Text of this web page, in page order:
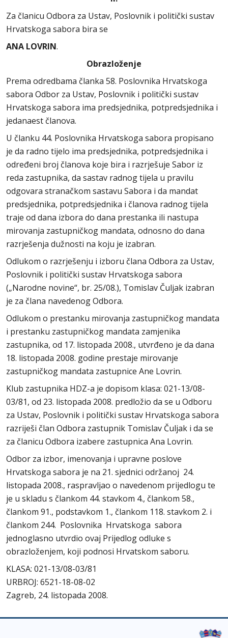
Za članicu Odbora za Ustav, Poslovnik i politički sustav
Hrvatskoga sabora bira se
ANA LOVRIN.
Obrazloženje
Prema odredbama članka 58. Poslovnika Hrvatskoga
sabora Odbor za Ustav, Poslovnik i politički sustav
Hrvatskoga sabora ima predsjednika, potpredsjednika i
jedanaest članova.
U članku 44. Poslovnika Hrvatskoga sabora propisano
je da radno tijelo ima predsjednika, potpredsjednika i
određeni broj članova koje bira i razrješuje Sabor iz
reda zastupnika, da sastav radnog tijela u pravilu
odgovara stranačkom sastavu Sabora i da mandat
predsjednika, potpredsjednika i članova radnog tijela
traje od dana izbora do dana prestanka ili nastupa
mirovanja zastupničkog mandata, odnosno do dana
razrješenja dužnosti na koju je izabran.
Odlukom o razrješenju i izboru člana Odbora za Ustav,
Poslovnik i politički sustav Hrvatskoga sabora
(„Narodne novine“, br. 25/08.), Tomislav Čuljak izabran
je za člana navedenog Odbora.
Odlukom o prestanku mirovanja zastupničkog mandata
i prestanku zastupničkog mandata zamjenika
zastupnika, od 17. listopada 2008., utvrđeno je da dana
18. listopada 2008. godine prestaje mirovanje
zastupničkog mandata zastupnice Ane Lovrin.
Klub zastupnika HDZ-a je dopisom klasa: 021-13/08-
03/81, od 23. listopada 2008. predložio da se u Odboru
za Ustav, Poslovnik i politički sustav Hrvatskoga sabora
razriješi član Odbora zastupnik Tomislav Čuljak i da se
za članicu Odbora izabere zastupnica Ana Lovrin.
Odbor za izbor, imenovanja i upravne poslove
Hrvatskoga sabora je na 21. sjednici održanoj 24.
listopada 2008., raspravljao o navedenom prijedlogu te
je u skladu s člankom 44. stavkom 4., člankom 58.,
člankom 91., podstavkom 1., člankom 118. stavkom 2. i
člankom 244. Poslovnika Hrvatskoga sabora
jednoglasno utvrdio ovaj Prijedlog odluke s
obrazloženjem, koji podnosi Hrvatskom saboru.
KLASA: 021-13/08-03/81
URBROJ: 6521-18-08-02
Zagreb, 24. listopada 2008.